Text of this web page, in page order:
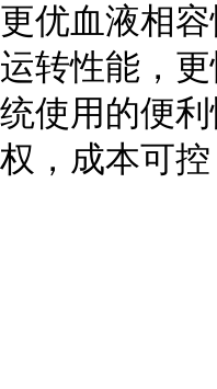
更优血液相
运转性能，
统使用的便
权，成本可